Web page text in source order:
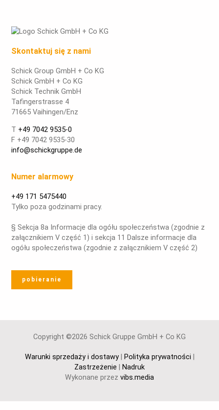
Skontaktuj się z nami
Schick Group GmbH + Co KG
Schick GmbH + Co KG
Schick Technik GmbH
Tafingerstrasse 4
71665 Vaihingen/Enz
T +49 7042 9535-0
F +49 7042 9535-30
info@schickgruppe.de
Numer alarmowy
+49 171 5475440
Tylko poza godzinami pracy.
§ Sekcja 8a Informacje dla ogółu społeczeństwa (zgodnie z
załącznikiem V część 1) i sekcja 11 Dalsze informacje dla
ogółu społeczeństwa (zgodnie z załącznikiem V część 2)
pobieranie
Copyright ©2026 Schick Gruppe GmbH + Co KG
Warunki sprzedaży i dostawy| Polityka prywatności |
Zastrzeżenie | Nadruk
Wykonane przez vibs.media